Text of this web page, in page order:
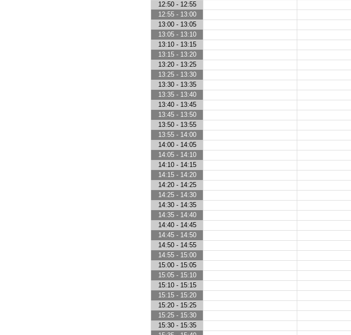
12:50 - 12:55
12:55 - 13:00
13:00 - 13:05
13:05 - 13:10
13:10 - 13:15
13:15 - 13:20
13:20 - 13:25
13:25 - 13:30
13:30 - 13:35
13:35 - 13:40
13:40 - 13:45
13:45 - 13:50
13:50 - 13:55
13:55 - 14:00
14:00 - 14:05
14:05 - 14:10
14:10 - 14:15
14:15 - 14:20
14:20 - 14:25
14:25 - 14:30
14:30 - 14:35
14:35 - 14:40
14:40 - 14:45
14:45 - 14:50
14:50 - 14:55
14:55 - 15:00
15:00 - 15:05
15:05 - 15:10
15:10 - 15:15
15:15 - 15:20
15:20 - 15:25
15:25 - 15:30
15:30 - 15:35